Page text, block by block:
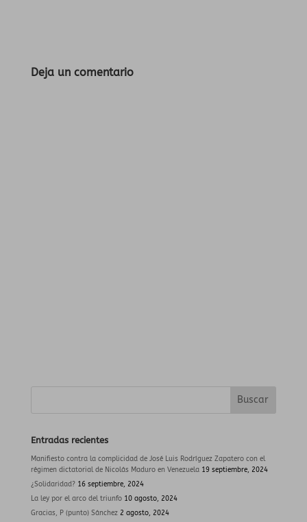
o r
Deja un comentario
Entradas recientes
Manifiesto contra la complicidad de José Luis Rodríguez Zapatero con el
régimen dictatorial de Nicolás Maduro en Venezuela 19 septiembre, 2024
¿Solidaridad? 16 septiembre, 2024
La ley por el arco del triunfo 10 agosto, 2024
Gracias, P (punto) Sánchez 2 agosto, 2024